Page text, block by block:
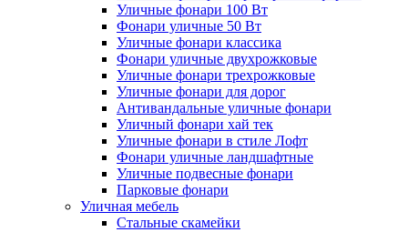
Уличные фонари 100 Вт
Фонари уличные 50 Вт
Уличные фонари классика
Фонари уличные двухрожковые
Уличные фонари трехрожковые
Уличные фонари для дорог
Антивандальные уличные фонари
Уличный фонари хай тек
Уличные фонари в стиле Лофт
Фонари уличные ландшафтные
Уличные подвесные фонари
Парковые фонари
Уличная мебель
Стальные скамейки